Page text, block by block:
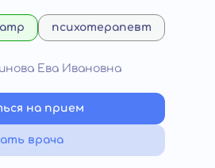
психотерапевт
Ева Ивановна
на прием
врача